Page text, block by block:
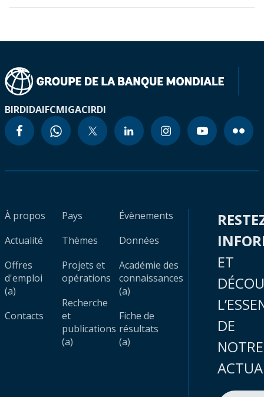
BIRDIDAIFCMIGACIRDI
À propos
Actualité
Offres
d'emploi
(a)
Contacts
Pays
Thèmes
Projets et
opérations
Recherche
et
publications
(a)
Évènements
Données
Académie des
connaissances
(a)
Fiche de
résultats
(a)
ET
DE
NOTRE